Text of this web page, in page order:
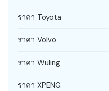
ราคา Toyota
ราคา Volvo
ราคา Wuling
ราคา XPENG